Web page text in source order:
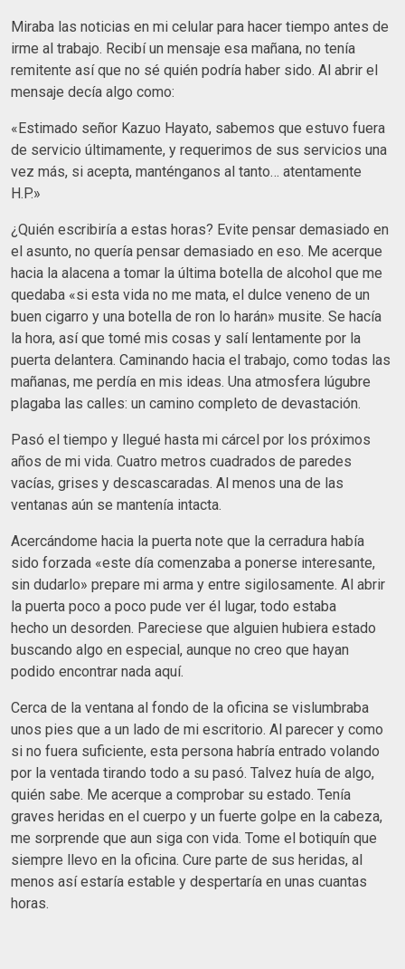
Miraba las noticias en mi celular para hacer tiempo antes de
irme al trabajo. Recibí un mensaje esa mañana, no tenía
remitente así que no sé quién podría haber sido. Al abrir el
mensaje decía algo como:
«Estimado señor Kazuo Hayato, sabemos que estuvo fuera
de servicio últimamente, y requerimos de sus servicios una
vez más, si acepta, manténganos al tanto… atentamente
H.P.»
¿Quién escribiría a estas horas? Evite pensar demasiado en
el asunto, no quería pensar demasiado en eso. Me acerque
hacia la alacena a tomar la última botella de alcohol que me
quedaba «si esta vida no me mata, el dulce veneno de un
buen cigarro y una botella de ron lo harán» musite. Se hacía
la hora, así que tomé mis cosas y salí lentamente por la
puerta delantera. Caminando hacia el trabajo, como todas las
mañanas, me perdía en mis ideas. Una atmosfera lúgubre
plagaba las calles: un camino completo de devastación.
Pasó el tiempo y llegué hasta mi cárcel por los próximos
años de mi vida. Cuatro metros cuadrados de paredes
vacías, grises y descascaradas. Al menos una de las
ventanas aún se mantenía intacta.
Acercándome hacia la puerta note que la cerradura había
sido forzada «este día comenzaba a ponerse interesante,
sin dudarlo» prepare mi arma y entre sigilosamente. Al abrir
la puerta poco a poco pude ver él lugar, todo estaba
hecho un desorden. Pareciese que alguien hubiera estado
buscando algo en especial, aunque no creo que hayan
podido encontrar nada aquí.
Cerca de la ventana al fondo de la oficina se vislumbraba
unos pies que a un lado de mi escritorio. Al parecer y como
si no fuera suficiente, esta persona habría entrado volando
por la ventada tirando todo a su pasó. Talvez huía de algo,
quién sabe. Me acerque a comprobar su estado. Tenía
graves heridas en el cuerpo y un fuerte golpe en la cabeza,
me sorprende que aun siga con vida. Tome el botiquín que
siempre llevo en la oficina. Cure parte de sus heridas, al
menos así estaría estable y despertaría en unas cuantas
horas.